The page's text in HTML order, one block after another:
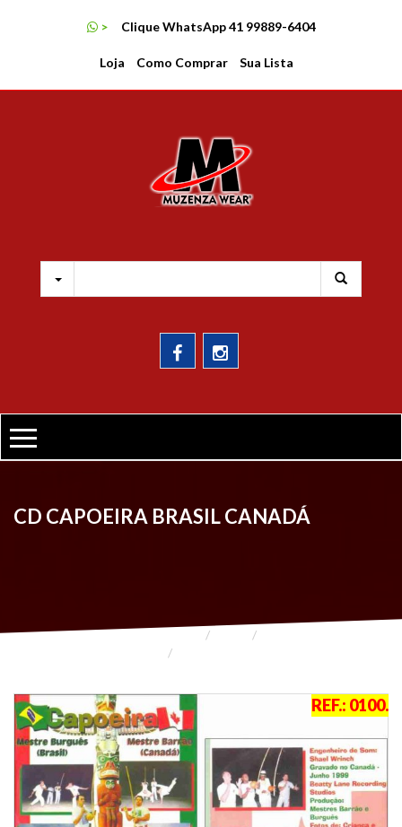
> Clique WhatsApp 41 99889-6404
Loja Como Comprar Sua Lista
CD CAPOEIRA BRASIL CANADÁ
REF.: 0100.